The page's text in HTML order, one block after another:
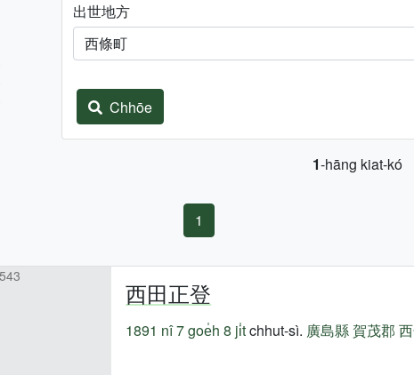
出世地方
Chhōe
1-hāng kiat-kó
1
西田正登
1891 nî7 goe̍h 8 ji̍tchhut-sì. 廣島縣賀茂郡